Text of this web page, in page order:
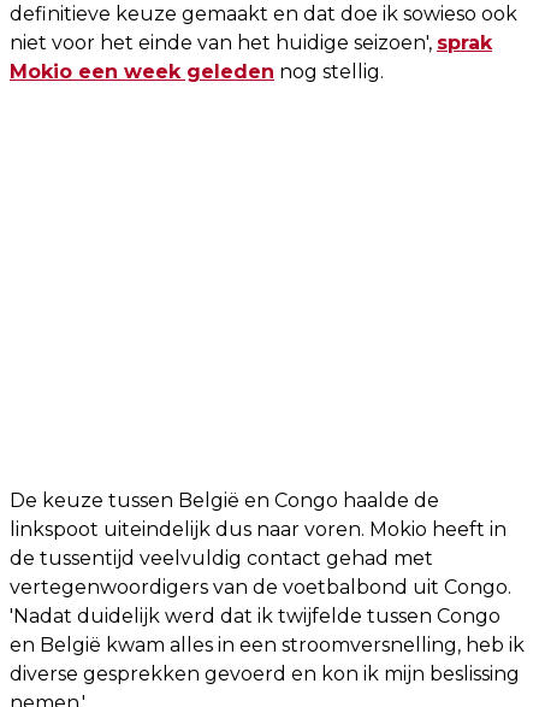
definitieve keuze gemaakt en dat doe ik sowieso ook
niet voor het einde van het huidige seizoen', sprak
Mokio een week geleden nog stellig.
De keuze tussen België en Congo haalde de
linkspoot uiteindelijk dus naar voren. Mokio heeft in
de tussentijd veelvuldig contact gehad met
vertegenwoordigers van de voetbalbond uit Congo.
'Nadat duidelijk werd dat ik twijfelde tussen Congo
en België kwam alles in een stroomversnelling, heb ik
diverse gesprekken gevoerd en kon ik mijn beslissing
nemen.'